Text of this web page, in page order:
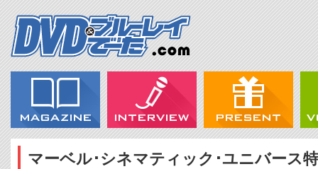
マーベル･シネマティック･ユニバース